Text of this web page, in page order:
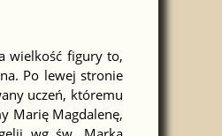
wielkość figury to,
Po lewej stronie
uczeń, któremu
Marię Magdalenę,